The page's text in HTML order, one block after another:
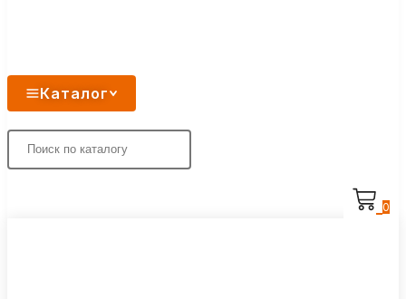
Каталог
0